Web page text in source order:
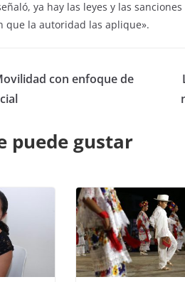
ya hay las leyes y las
que la autoridad las aplique».
con enfoque de
puede gustar